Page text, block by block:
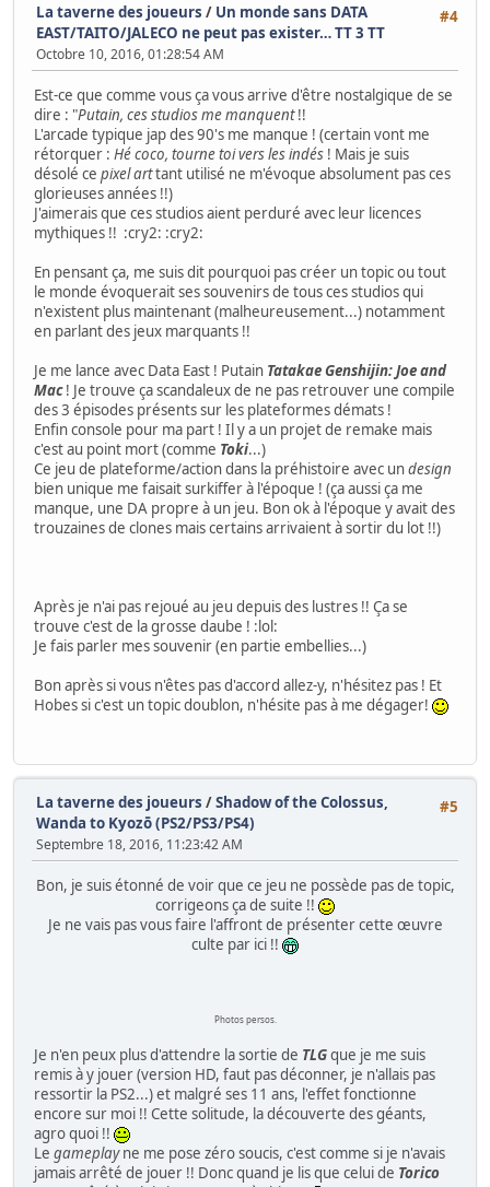
#4
La taverne des joueurs / Un monde sans DATA
EAST/TAITO/JALECO ne peut pas exister… TT 3 TT
Octobre 10, 2016, 01:28:54 AM
Est-ce que comme vous ça vous arrive d'être nostalgique de se
dire : "Putain, ces studios me manquent!!
L'arcade typique jap des 90's me manque ! (certain vont me
rétorquer : Hé coco, tourne toi vers les indés ! Mais je suis
désolé ce pixel arttant utilisé ne m'évoque absolument pas ces
glorieuses années !!)
J'aimerais que ces studios aient perduré avec leur licences
mythiques !! :cry2: :cry2:
En pensant ça, me suis dit pourquoi pas créer un topic ou tout
le monde évoquerait ses souvenirs de tous ces studios qui
n'existent plus maintenant (malheureusement...) notamment
en parlant des jeux marquants !!
Je me lance avec Data East ! Putain Tatakae Genshijin: Joe and
Mac! Je trouve ça scandaleux de ne pas retrouver une compile
des 3 épisodes présents sur les plateformes démats !
Enfin console pour ma part ! Il y a un projet de remake mais
c'est au point mort (comme Toki...)
Ce jeu de plateforme/action dans la préhistoire avec undesign
bien unique me faisait surkiffer à l'époque ! (ça aussi ça me
manque, une DA propre à un jeu. Bon ok à l'époque y avait des
trouzaines de clones mais certains arrivaient à sortir du lot !!)
Après je n'ai pas rejoué au jeu depuis des lustres !! Ça se
trouve c'est de la grosse daube ! :lol:
Je fais parler mes souvenir (en partie embellies...)
Bon après si vous n'êtes pas d'accord allez-y, n'hésitez pas ! Et
Hobes si c'est un topic doublon, n'hésite pas à me dégager!
#5
La taverne des joueurs /Shadow of the Colossus,
Wanda to Kyozō (PS2/PS3/PS4)
Septembre 18, 2016, 11:23:42 AM
Bon, je suis étonné de voir que ce jeu ne possède pas de topic,
corrigeons ça de suite !!
Je ne vais pas vous faire l'affront de présenter cette œuvre
culte par ici !!
Photos persos.
Je n'en peux plus d'attendre la sortie de TLGque je me suis
remis à y jouer (version HD, faut pas déconner, je n'allais pas
ressortir la PS2...) et malgré ses 11 ans, l'effet fonctionne
encore sur moi !! Cette solitude, la découverte des géants,
agro quoi !!
Le gameplayne me pose zéro soucis, c'est comme si je n'avais
jamais arrêté de jouer !! Donc quand je lis que celui de Torico